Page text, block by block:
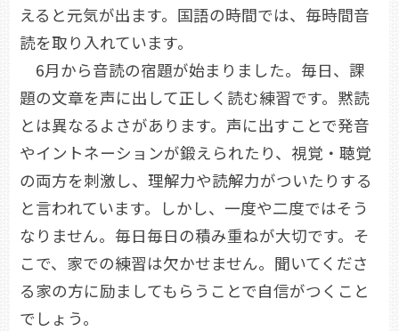
えると元気が出ます。国語の時間では、毎時間音
読を取り入れています。
6月から音読の宿題が始まりました。毎日、課
題の文章を声に出して正しく読む練習です。黙読
とは異なるよさがあります。声に出すことで発音
やイントネーションが鍛えられたり、視覚・聴覚
の両方を刺激し、理解力や読解力がついたりする
と言われています。しかし、一度や二度ではそう
なりません。毎日毎日の積み重ねが大切です。そ
こで、家での練習は欠かせません。聞いてくださ
る家の方に励ましてもらうことで自信がつくこと
でしょう。